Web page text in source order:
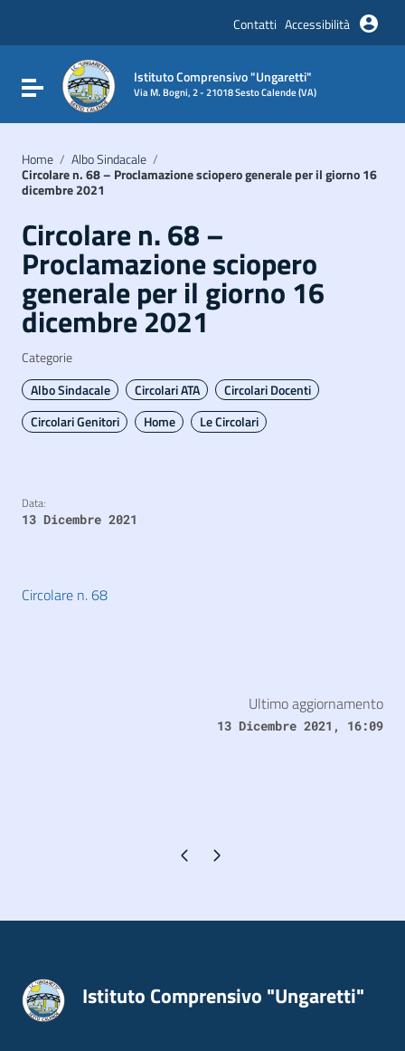
Vai al footer
Contatti Accessibilità
Attiva / disattiva la navigazione
Istituto Comprensivo "Ungaretti"
Via M. Bogni, 2 - 21018 Sesto Calende (VA)
Home / Albo Sindacale /
Circolare n. 68 – Proclamazione sciopero generale per il giorno 16
dicembre 2021
Circolare n. 68 –
Proclamazione sciopero
generale per il giorno 16
dicembre 2021
Categorie
Albo Sindacale
Circolari ATA
Circolari Docenti
Circolari Genitori
Home Le Circolari
Data:
13 Dicembre 2021
Circolare n. 68
Ultimo aggiornamento
13 Dicembre 2021, 16:09
Pagina precedente
Pagina successiva
Istituto Comprensivo "Ungaretti"